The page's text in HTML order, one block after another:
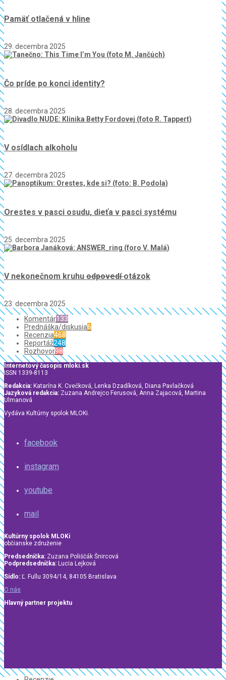
Pamäť otlačená v hline
29. decembra 2025
Čo príde po konci identity?
28. decembra 2025
V osídlach alkoholu
27. decembra 2025
Orestes v pasci osudu, dieťa v pasci systému
25. decembra 2025
V nekonečnom kruhu odpovedíotázok
23. decembra 2025
Komentár133
Prednáška/diskusia6
Recenzia468
Reportáž248
Rozhovor98
Internetový časopis mloki.sk
ISSN 1339-8113
Redakcia: Katarína K. Cvečková, Lenka Dzadíková, Diana Pavlačková
Jazyková redakcia: Zuzana Andrejco Ferusová, Anna Zajacová, Martina
Ulmanová
Vydáva Kultúrny spolok MLOKi.
facebook
instagram
youtube
mail
Kultúrny spolok MLOKi
občianske združenie
Predsedníčka: Zuzana Poliščák Šnircová
Podpredsedníčka: Lucia Lejková
Sídlo: Ľ. Fullu 3094/14, 84105 Bratislava
O nás
Hlavný partner projektu